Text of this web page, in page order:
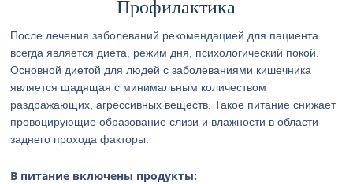
Профилактика
После лечения заболеваний рекомендацией для пациента
всегда является диета, режим дня, психологический покой.
Основной диетой для людей с заболеваниями кишечника
является щадящая с минимальным количеством
раздражающих, агрессивных веществ. Такое питание снижает
провоцирующие образование слизи и влажности в области
заднего прохода факторы.
В питание включены продукты: